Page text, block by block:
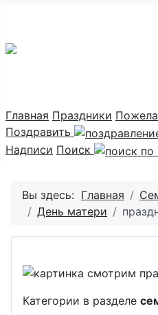
Главная Праздники
Поздравить
Надписи Поиск
Вы здесь: Главная
День матери
Категории в разделе